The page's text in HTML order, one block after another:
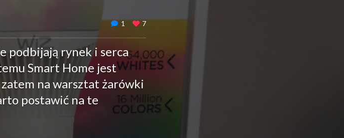
1 7
podbijają rynek i serca
Smart Home jest
na warsztat żarówki
postawić na te